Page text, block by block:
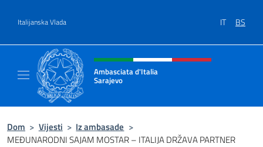
Italijanska Vlada IT BS
Header, social and menu of site
Ambasciata d'Italia
Sarajevo
Dom > Vijesti > Iz ambasade >
MEĐUNARODNI SAJAM MOSTAR – ITALIJA DRŽAVA PARTNER